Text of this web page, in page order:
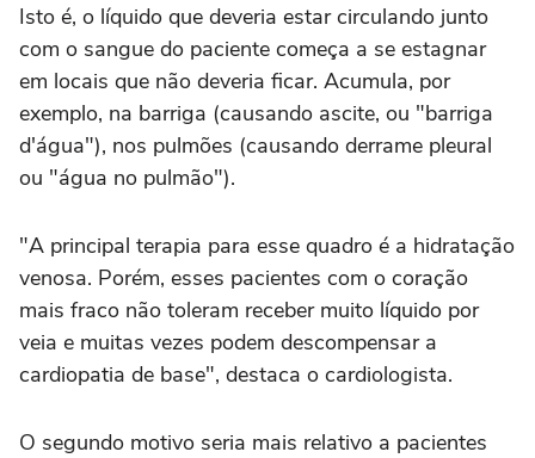
Isto é, o líquido que deveria estar circulando junto
com o sangue do paciente começa a se estagnar
em locais que não deveria ficar. Acumula, por
exemplo, na barriga (causando ascite, ou "barriga
d'água"), nos pulmões (causando derrame pleural
ou "água no pulmão").
"A principal terapia para esse quadro é a hidratação
venosa. Porém, esses pacientes com o coração
mais fraco não toleram receber muito líquido por
veia e muitas vezes podem descompensar a
cardiopatia de base", destaca o cardiologista.
O segundo motivo seria mais relativo a pacientes